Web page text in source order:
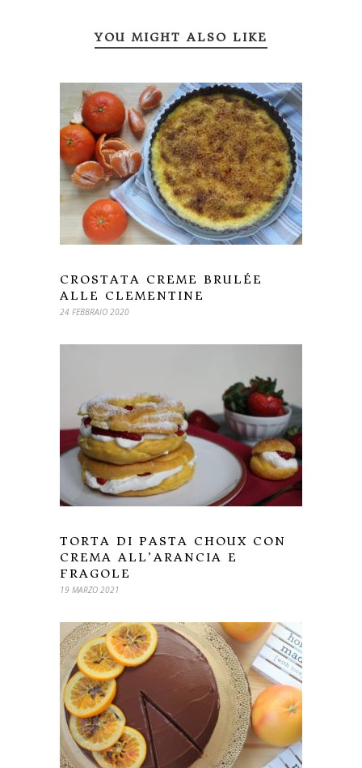
YOU MIGHT ALSO LIKE
CROSTATA CREME BRULÉE
ALLE CLEMENTINE
24 FEBBRAIO 2020
TORTA DI PASTA CHOUX CON
CREMA ALL’ARANCIA E
FRAGOLE
19 MARZO 2021